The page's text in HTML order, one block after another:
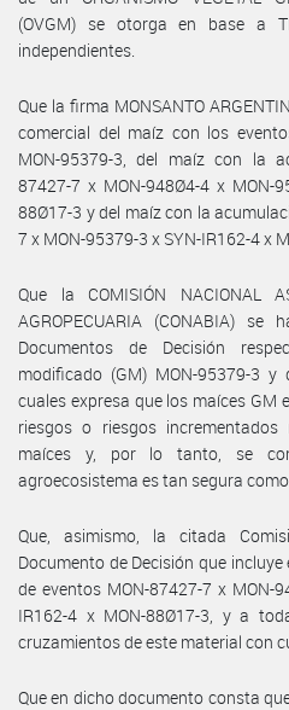
(OVGM) se otorga en base a
independientes.
Que la firma MONSANTO
comercial del maíz con los
MON-95379-3, del maíz con la
87427-7 x MON-948Ø4-4 x MON-
88Ø17-3 y del maíz con la
7 x MON-95379-3 x SYN-IR162-4 x
Que la COMISIÓN NACIONAL
AGROPECUARIA (CONABIA)
Documentos de Decisión
modificado (GM) MON-95379-3
cuales expresa que los maíces GM
riesgos o riesgos
maíces y, por lo tanto, se
agroecosistema es tan segura
Que, asimismo, la citada
Documento de Decisión que
de eventos MON-87427-7 x MON-
IR162-4 x MON-88Ø17-3, y a
cruzamientos de este material con
Que en dicho documento consta